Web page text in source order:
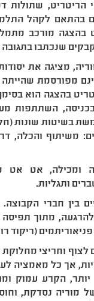
שתולות
בהתאם לקהל
מורכב
שנכתבו
מציגה את
מפורסמת
בהצגה הוא
בכניסה, השתתפות
בשיטות שונות
והכלה,
ומכילה, אט אט
ותגליות.
בין חברי
מתוך
(ריקוד
וחריצי
אך כל מאמציה
יותר, הקרע עמוק
מוריה נסדקת,